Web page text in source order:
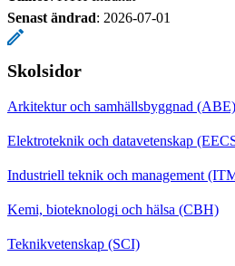
Senast ändrad: 2026-07-01
Skolsidor
Arkitektur och samhällsbyggnad (ABE)
Elektroteknik och datavetenskap
Industriell teknik och management
Kemi, bioteknologi och hälsa (CBH)
Teknikvetenskap (SCI)